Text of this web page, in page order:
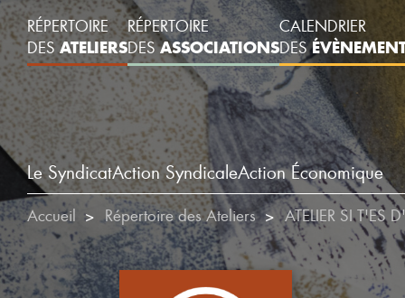
RÉPERTOIRE
DESATELIERS
RÉPERTOIRE
DESASSOCIATIONS
CALENDRIER
DES
Le SyndicatAction SyndicaleAction Économique
Accueil Répertoire des Ateliers ATELIER SI T'ES